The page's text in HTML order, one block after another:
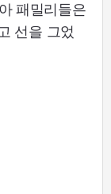
패밀리들은
선을 그었